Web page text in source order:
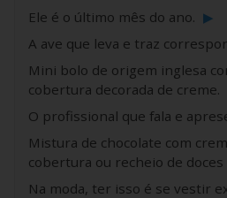
Ele é o último mês do ano. ▶
A ave que leva e traz
Mini bolo de origem inglesa
cobertura decorada de creme.
O profissional que fala e
Mistura de chocolate com
cobertura ou recheio de doces
Na moda, ter isso é se vestir